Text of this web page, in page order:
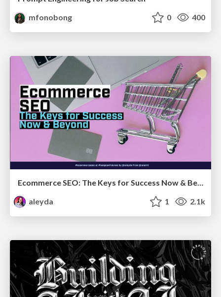
mfonobong
0 400
Ecommerce SEO: The Keys for Success Now & Beyond - #SERPConf2024
aleyda
1 2.1k